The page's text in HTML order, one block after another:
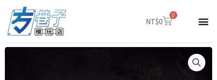
NT$0
0
購